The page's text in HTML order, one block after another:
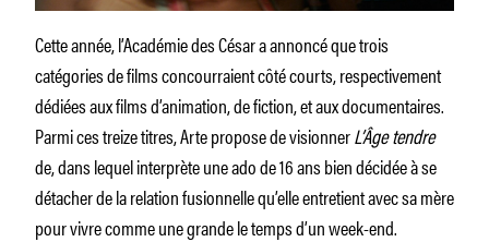
Cette année, l’Académie des César a annoncé que trois
catégories de films concourraient côté courts, respectivement
dédiées aux films d’animation, de fiction, et aux documentaires.
Parmi ces treize titres, Arte propose de visionnerL’Âge tendre
de, dans lequel interprète une ado de 16 ans bien décidée à se
détacher de la relation fusionnelle qu’elle entretient avec sa mère
pour vivre comme une grande le temps d’un week-end.